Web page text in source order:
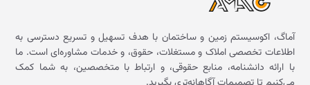
آماگ، اکوسیستم زمین و ساختمان با هدف تسهیل و تسریع دسترسی به
اطلاعات تخصصی املاک و مستغلات، حقوق، و خدمات مشاوره‌ای است. ما
با ارائه دانشنامه، منابع حقوقی، و ارتباط با متخصصین، به شما کمک